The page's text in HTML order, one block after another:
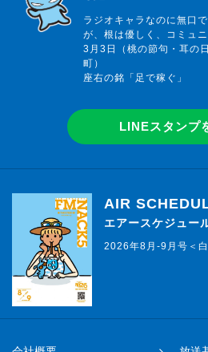
ラジオキャラなのに無口
が、根は優しく、コミュ
3月3日（桃の節句・耳の
町）
座右の銘「足で稼ぐ」
LINEスタンプ
AIR
エアースケジュー
2026年8月-9月号＜